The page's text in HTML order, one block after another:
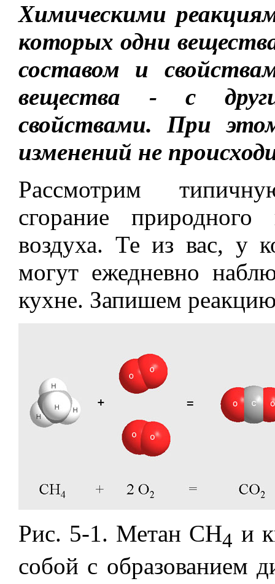
Химическими
которых одни
составом и
вещества - с
свойствами. При
изменений не
Рассмотрим
сгорание
воздуха. Те из вас, у
могут ежедневно
кухне. Запишем
Рис. 5-1. Метан СН4 и
собой с образованием